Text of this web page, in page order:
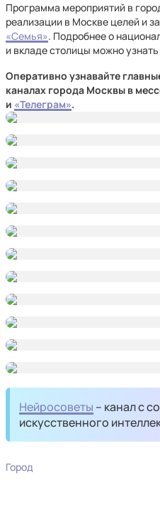
Программа мероприятий в
реализации в Москве целей и
«Семья». Подробнее о
и вкладе столицы можно узнать
Оперативно узнавайте
каналах города Москвы в
и «Телеграм».
Нейросоветы – канал с
искусственного
Город